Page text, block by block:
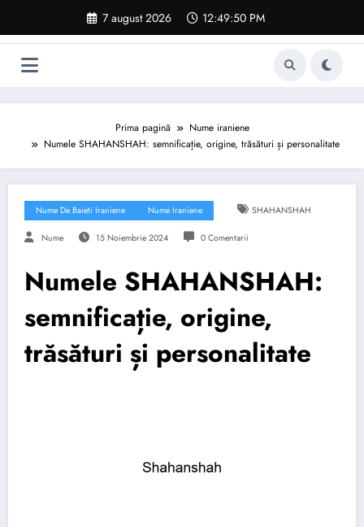
conținut
7 august 2026 12:49:51 PM
Prima pagină
Nume iraniene
Numele SHAHANSHAH: semnificație, origine, trăsături și personalitate
Nume De Baieti Iraniene Nume Iraniene SHAHANSHAH
Nume 15 Noiembrie 2024 0 Comentarii
Numele SHAHANSHAH:
semnificație, origine,
trăsături și personalitate